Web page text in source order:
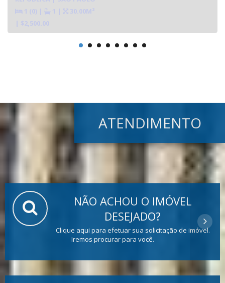
1 (0) | 1 |
30.00M²
| $2,500.00
ATENDIMENTO
NÃO ACHOU O IMÓVEL
DESEJADO?
Clique aqui para efetuar sua solicitação de imóvel.
Iremos procurar para você.